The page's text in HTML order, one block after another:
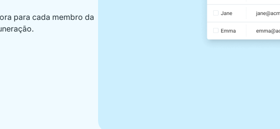
para cada membro da